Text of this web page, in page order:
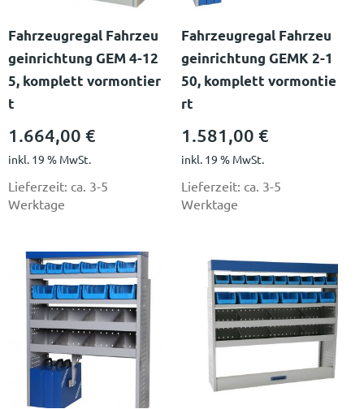
Fahrzeugregal Fahrzeu
geinrichtung GEM 4-12
5, komplett vormontier
t
1.664,00 €
inkl. 19 % MwSt.
Lieferzeit: ca. 3-5
Werktage
Fahrzeugregal Fahrzeu
geinrichtung GEMK 2-1
50, komplett vormontie
rt
1.581,00 €
inkl. 19 % MwSt.
Lieferzeit: ca. 3-5
Werktage